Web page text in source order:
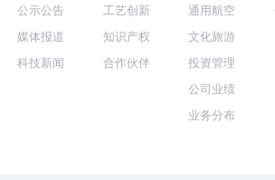
公示公告
媒体报道
科技新闻
工艺创新
知识产权
合作伙伴
通用航空
文化旅游
投资管理
公司业绩
业务分布